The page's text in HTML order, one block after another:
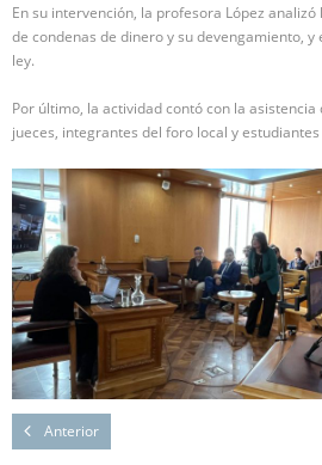
En su intervención, la profesora López
de condenas de dinero y su devengamiento,
ley.
Por último, la actividad contó con la
jueces, integrantes del foro local y
Anterior